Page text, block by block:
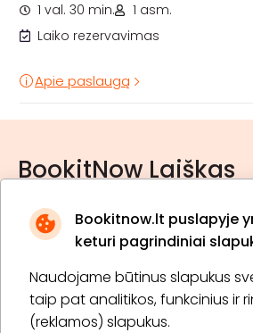
Bookitnow.lt puslapyje
keturi pagrindiniai
Naudojame būtinus slapukus
taip pat analitikos, funkcinius ir
(reklamos) slapukus.
1 val. 30 min.
1 asm.
Laiko rezervavimas
Apie paslaugą
BookitNow Laiškas
* Susipažinau su privatumo